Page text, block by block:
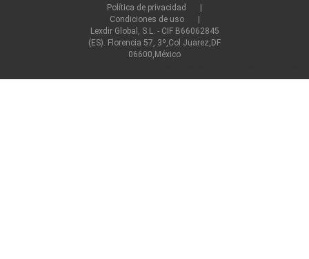
Política de privacidad
Condiciones de uso
Lexdir Global, S.L. - CIF B66062845
(ES). Florencia 57, 3º,Col Juarez,DF
06600,México